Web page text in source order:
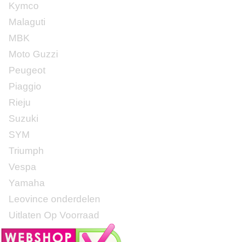
Kymco
Malaguti
MBK
Moto Guzzi
Peugeot
Piaggio
Rieju
Suzuki
SYM
Triumph
Vespa
Yamaha
Leovince onderdelen
Uitlaten Op Voorraad